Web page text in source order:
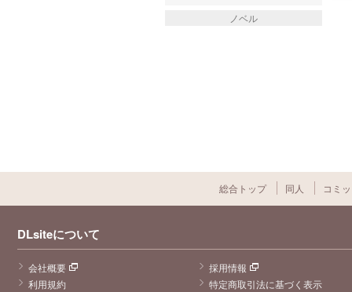
ノベル
総合トップ 同人 コミ
DLsiteについて
会社概要
採用情報
利用規約
特定商取引法に基づく表示